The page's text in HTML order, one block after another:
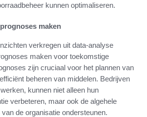
kunnen optimaliseren.
maken
verkregen uit data-analyse
maken voor toekomstige
zijn cruciaal voor het plannen van
beheren van middelen. Bedrijven
kunnen niet alleen hun
verbeteren, maar ook de algehele
de organisatie ondersteunen.